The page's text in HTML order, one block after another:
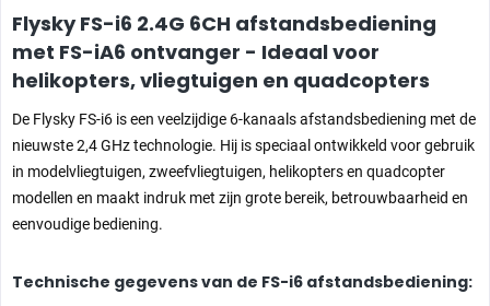
Flysky FS-i6 2.4G 6CH afstandsbediening
met FS-iA6 ontvanger - Ideaal voor
helikopters, vliegtuigen en quadcopters
De Flysky FS-i6 is een veelzijdige 6-kanaals afstandsbediening met de
nieuwste 2,4 GHz technologie. Hij is speciaal ontwikkeld voor gebruik
in modelvliegtuigen, zweefvliegtuigen, helikopters en quadcopter
modellen en maakt indruk met zijn grote bereik, betrouwbaarheid en
eenvoudige bediening.
Technische gegevens van de FS-i6 afstandsbediening: